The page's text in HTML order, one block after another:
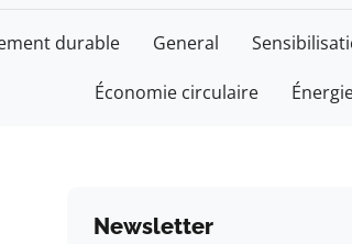
durable General
Économie circulaire
Newsletter